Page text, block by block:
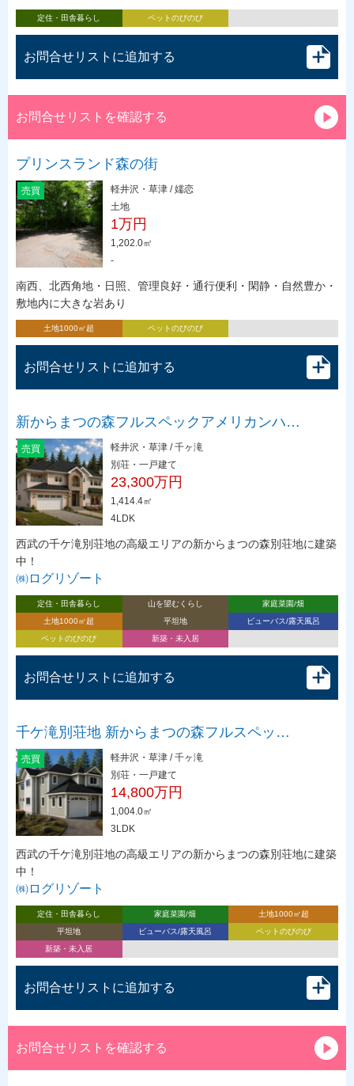
定住・田舎暮らし ペットのびのび
お問合せリストに追加する
お問合せリストを確認する
プリンスランド森の街
売買
軽井沢・草津 / 嬬恋
土地
1万円
1,202.0㎡
-
南西、北西角地・日照、管理良好・通行便利・閑静・自然豊か・
敷地内に大きな岩あり
土地1000㎡超 ペットのびのび
お問合せリストに追加する
新からまつの森フルスペックアメリカンハ…
売買
軽井沢・草津 / 千ヶ滝
別荘・一戸建て
23,300万円
1,414.4㎡
4LDK
西武の千ケ滝別荘地の高級エリアの新からまつの森別荘地に建築
中！
㈱ログリゾート
定住・田舎暮らし 山を望むくらし
家庭菜園/畑
土地1000㎡超
平坦地
ビューバス/露天風呂
ペットのびのび
新築・未入居
お問合せリストに追加する
千ケ滝別荘地 新からまつの森フルスペッ…
売買
軽井沢・草津 / 千ヶ滝
別荘・一戸建て
14,800万円
1,004.0㎡
3LDK
西武の千ケ滝別荘地の高級エリアの新からまつの森別荘地に建築
中！
㈱ログリゾート
定住・田舎暮らし 家庭菜園/畑
土地1000㎡超
平坦地
ビューバス/露天風呂
ペットのびのび
新築・未入居
お問合せリストに追加する
お問合せリストを確認する